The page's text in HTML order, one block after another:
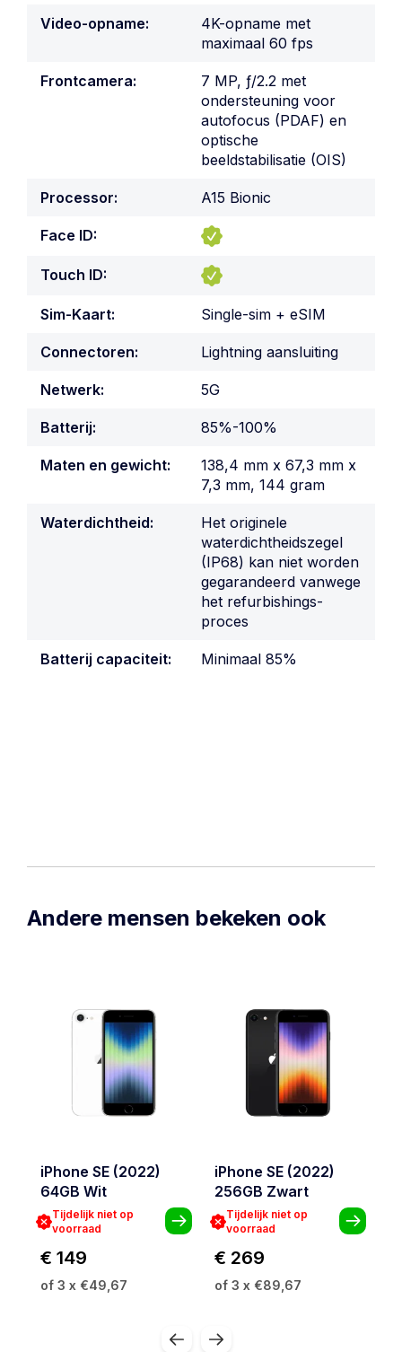
Video-opname:
4K-opname met
maximaal 60 fps
Frontcamera:
7 MP, ƒ/2.2 met
ondersteuning voor
autofocus (PDAF) en
optische
beeldstabilisatie (OIS)
Processor: A15 Bionic
Face ID:
Touch ID:
Sim-Kaart: Single-sim + eSIM
Connectoren: Lightning aansluiting
Netwerk: 5G
Batterij: 85%-100%
Maten en gewicht:
138,4 mm x 67,3 mm x
7,3 mm, 144 gram
Waterdichtheid:
Het originele
waterdichtheidszegel
(IP68) kan niet worden
gegarandeerd vanwege
het refurbishings-
proces
Batterij capaciteit: Minimaal 85%
Andere mensen bekeken ook
iPhone SE (2022)
64GB Wit
Tijdelijk niet op
voorraad
€ 149
of 3 x €49,67
iPhone SE (2022)
256GB Zwart
Tijdelijk niet op
voorraad
€ 269
of 3 x €89,67